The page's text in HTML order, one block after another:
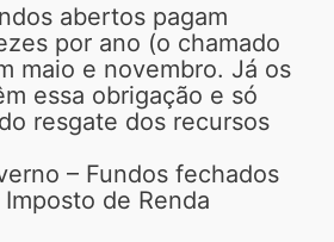
abertos pagam
por ano (o chamado
maio e novembro. Já os
essa obrigação e só
resgate dos recursos
– Fundos fechados
de Renda